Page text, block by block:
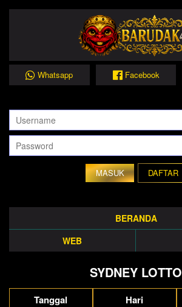
Whatsapp Facebook
DAFTAR
BERANDA
WEB
SYDNEY LOTTO
Tanggal Hari